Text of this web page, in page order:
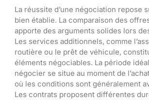
La réussite d’une négociation repose
bien établie. La comparaison des
apporte des arguments solides lors
Les services additionnels, comme
routière ou le prêt de véhicule,
éléments négociables. La période
négocier se situe au moment de
où les conditions sont généralement
Les contrats proposent différentes